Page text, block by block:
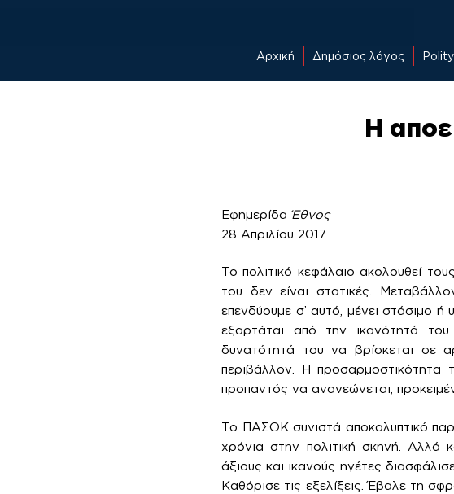
Αρχική Δημόσιος λόγος Polity
Η
Εφημερίδα Έθνος
28 Απριλίου 2017
Το πολιτικό κεφάλαιο ακολουθεί
του δεν είναι στατικές.
επενδύουμε σ’ αυτό, μένει στάσιμο ή
εξαρτάται από την ικανότητά
δυνατότητά του να βρίσκεται σε
περιβάλλον. Η προσαρμοστικότητα
προπαντός να ανανεώνεται,
Το ΠΑΣΟΚ συνιστά αποκαλυπτικό
χρόνια στην πολιτική σκηνή. Αλλά
άξιους και ικανούς ηγέτες
Καθόρισε τις εξελίξεις. Έβαλε τη